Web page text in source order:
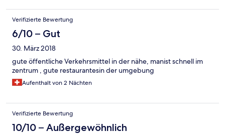
Fahrradverleih möglich! Insgesamt ganz ok!
Verifizierte Bewertung
6/10 – Gut
30. März 2018
gute öffentliche Verkehrsmittel in der nähe, manist schnell im
zentrum , gute restaurantesin der umgebung
Aufenthalt von 2 Nächten
Verifizierte Bewertung
10/10 – Außergewöhnlich